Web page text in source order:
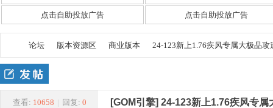
点击自助投放广告 点击自助投放广告
»
论坛 版本资源区 商业版本
›
24-123新上1.76疾风专属大极品攻
查看: 10658 | 回复: 0 [GOM引擎] 24-123新上1.76疾风专属